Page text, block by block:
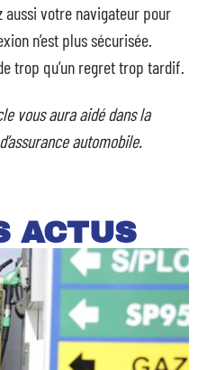
votre navigateur pour
n’est plus sécurisée.
trop qu’un regret trop tardif.
vous aura aidé dans la
automobile.
ACTUS